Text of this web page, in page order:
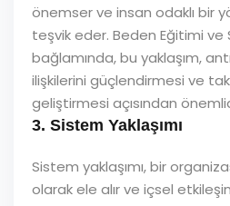
önemser ve insan odaklı bir
teşvik eder. Beden Eğitimi ve
bağlamında, bu yaklaşım,
ilişkilerini güçlendirmesi ve
geliştirmesi açısından
3. Sistem Yaklaşımı
Sistem yaklaşımı, bir
olarak ele alır ve içsel